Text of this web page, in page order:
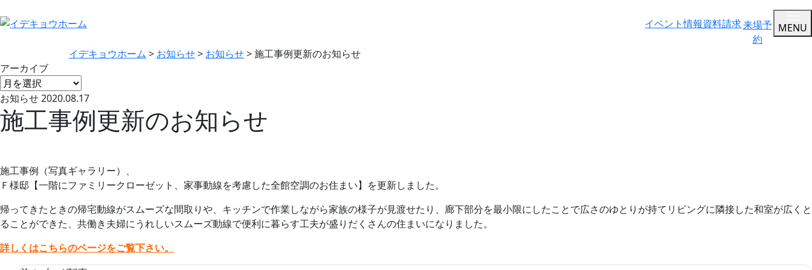
イベント情報資料請求来場予
約
MENU
イデキョウホーム > お知らせ> お知らせ>施工事例更新のお知らせ
アーカイブ
お知らせ2020.08.17
施工事例更新のお知らせ
施工事例（写真ギャラリー）、
Ｆ様邸【一階にファミリークローゼット、家事動線を考慮した全館空調のお住まい】を更新しました。
帰ってきたときの帰宅動線がスムーズな間取りや、キッチンで作業しながら家族の様子が見渡せたり、廊下部分を最小限にしたことで広さのゆとりが持てリビングに隣接した和室が広くと
ることができた、共働き夫婦にうれしいスムーズ動線で便利に暮らす工夫が盛りだくさんの住まいになりました。
詳しくはこちらのページをご覧下さい。